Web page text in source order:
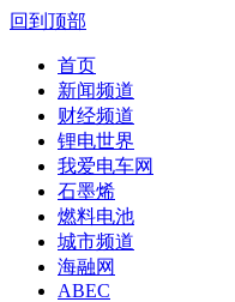
回到顶部
首页
新闻频道
财经频道
锂电世界
我爱电车网
石墨烯
燃料电池
城市频道
海融网
ABEC